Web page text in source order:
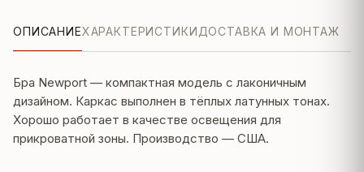
ОПИСАНИЕХАРАКТЕРИСТИКИДОСТАВКА И МОНТАЖ
Бра Newport — компактная модель с лаконичным
дизайном. Каркас выполнен в тёплых латунных тонах.
Хорошо работает в качестве освещения для
прикроватной зоны. Производство — США.